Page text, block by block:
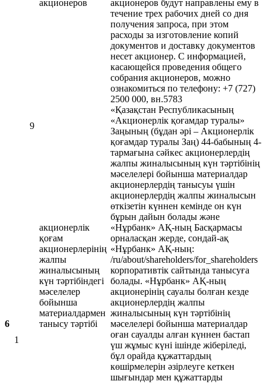
6
1
9
акционеров
акционеров будут направлены ему в
течение трех рабочих дней со дня
получения запроса, при этом
расходы за изготовление копий
документов и доставку документов
несет акционер. С информацией,
касающейся проведения общего
собрания акционеров, можно
ознакомиться по телефону: +7 (727)
2500 000, вн.5783
акционерлік
қоғам
акционерлерінің
жалпы
жиналысының
күн тәртібіндегі
мәселелер
бойынша
материалдармен
танысу тәртібі
«Қазақстан Республикасының
«Акционерлік қоғамдар туралы»
Заңының (бұдан әрі – Акционерлік
қоғамдар туралы Заң) 44-бабының 4-
тармағына сәйкес акционерлердің
жалпы жиналысының күн тәртібінің
мәселелері бойынша материалдар
акционерлердің танысуы үшін
акционерлердің жалпы жиналысын
өткізетін күннен кемінде он күн
бұрын дайын болады және
«Нұрбанк» АҚ-ның Басқармасы
орналасқан жерде, сондай-ақ
«Нұрбанк» АҚ-ның:
/ru/about/shareholders/for_shareholders
корпоративтік сайтында танысуға
болады. «Нұрбанк» АҚ-ның
акционерінің сауалы болған кезде
акционерлердің жалпы
жиналысының күн тәртібінің
мәселелері бойынша материалдар
оған сауалды алған күннен бастап
үш жұмыс күні ішінде жіберіледі,
бұл орайда құжаттардың
көшірмелерін әзірлеуге кеткен
шығындар мен құжаттарды